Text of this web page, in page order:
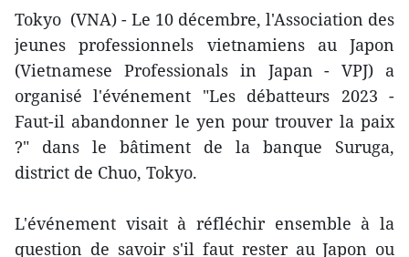
Tokyo (VNA) - Le 10 décembre, l'Association des
jeunes professionnels vietnamiens au Japon
(Vietnamese Professionals in Japan - VPJ) a
organisé l'événement "Les débatteurs 2023 -
Faut-il abandonner le yen pour trouver la paix
?" dans le bâtiment de la banque Suruga,
district de Chuo, Tokyo.
L'événement visait à réfléchir ensemble à la
question de savoir s'il faut rester au Japon ou